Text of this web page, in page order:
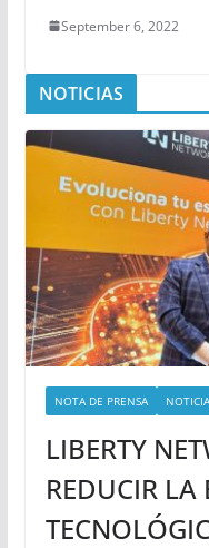
September 6, 2022
NOTICIAS
NOTA DE PRENSA
LIBERTY
REDUCIR LA